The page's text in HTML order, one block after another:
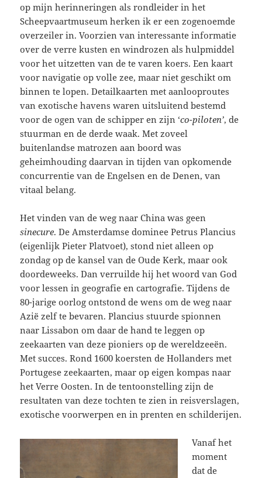
op mijn herinneringen als rondleider in het
Scheepvaartmuseum herken ik er een zogenoemde
overzeiler in. Voorzien van interessante informatie
over de verre kusten en windrozen als hulpmiddel
voor het uitzetten van de te varen koers. Een kaart
voor navigatie op volle zee, maar niet geschikt om
binnen te lopen. Detailkaarten met aanlooproutes
van exotische havens waren uitsluitend bestemd
voor de ogen van de schipper en zijn ‘co-piloten’, de
stuurman en de derde waak. Met zoveel
buitenlandse matrozen aan boord was
geheimhouding daarvan in tijden van opkomende
concurrentie van de Engelsen en de Denen, van
vitaal belang.
Het vinden van de weg naar China was geen
sinecure. De Amsterdamse dominee Petrus Plancius
(eigenlijk Pieter Platvoet), stond niet alleen op
zondag op de kansel van de Oude Kerk, maar ook
doordeweeks. Dan verruilde hij het woord van God
voor lessen in geografie en cartografie. Tijdens de
80-jarige oorlog ontstond de wens om de weg naar
Azië zelf te bevaren. Plancius stuurde spionnen
naar Lissabon om daar de hand te leggen op
zeekaarten van deze pioniers op de wereldzeeën.
Met succes. Rond 1600 koersten de Hollanders met
Portugese zeekaarten, maar op eigen kompas naar
het Verre Oosten. In de tentoonstelling zijn de
resultaten van deze tochten te zien in reisverslagen,
exotische voorwerpen en in prenten en schilderijen.
Vanaf het
moment
dat de